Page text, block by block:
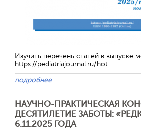
Изучить перечень статей в выпуске
https://pediatriajournal.ru/hot
подробнее
НАУЧНО-ПРАКТИЧЕСКАЯ
ДЕСЯТИЛЕТИЕ ЗАБОТЫ:
6.11.2025 ГОДА